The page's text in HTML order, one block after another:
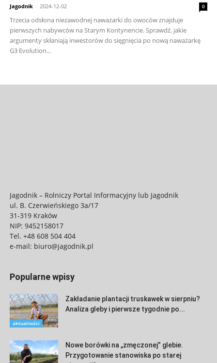
Jagodnik - 2024-12-02 0
Trzecia odsłona niezawodnej naważarki do owoców znajduje
pierwszych nabywców na Starym Kontynencie. Sprawdź, jakie
argumenty skłaniają inwestorów do sięgnięcia po nową naważarkę
G3 Evolution...
Jagodnik – Rolniczy Portal Informacyjny lub Jagodnik
ul. B. Czerwieńskiego 3a/17
31-319 Kraków
NIP: 9452158017
Tel. +48 608 504 404
e-mail: biuro@jagodnik.pl
Popularne wpisy
aktualności
Zakładanie plantacji truskawek w sierpniu?
Analiza gleby i pierwsze tygodnie po...
Nowe borówki na „zmęczonej” glebie.
Przygotowanie stanowiska po starej